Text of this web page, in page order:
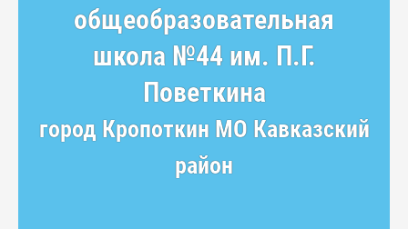
общеобразовательная
школа №44 им. П.Г.
Поветкина
город Кропоткин МО Кавказский
район